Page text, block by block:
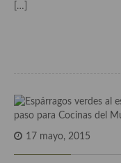
Cocina Gallega
Cocina Madrileña
[…]
17 mayo, 2015